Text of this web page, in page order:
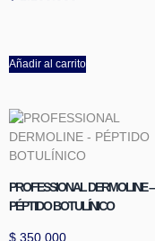
Añadir al carrito
PROFESSIONAL DERMOLINE –
PÉPTIDO BOTULÍNICO
$ 350.000